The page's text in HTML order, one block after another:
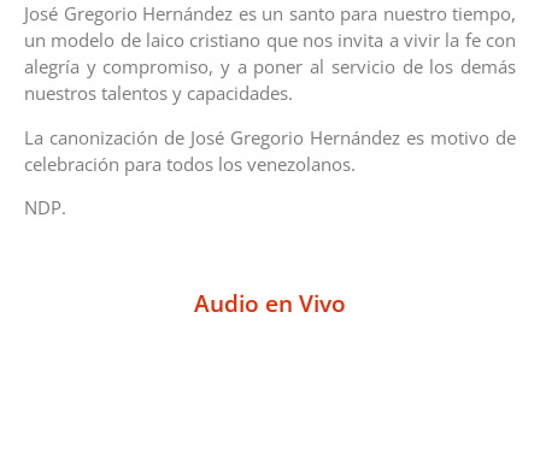
José Gregorio Hernández es un santo para nuestro tiempo,
un modelo de laico cristiano que nos invita a vivir la fe con
alegría y compromiso, y a poner al servicio de los demás
nuestros talentos y capacidades.
La canonización de José Gregorio Hernández es motivo de
celebración para todos los venezolanos.
NDP.
Audio en Vivo